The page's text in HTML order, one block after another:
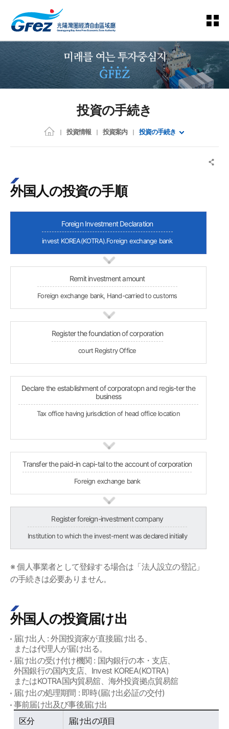
投資の手続き
投資情報 投資案内 投資の手続き
外国人の投資の手順
Foreign Investment Declaration
invest KOREA(KOTRA).Foreign exchange bank
Remit investment amount
Foreign exchange bank, Hand-carried to customs
Register the foundation of corporation
court Registry Office
Declare the establishment of corporatopn and regis-ter the
business
Tax office having jurisdiction of head office location
Transfer the paid-in capi-tal to the account of corporation
Foreign exchange bank
Register foreign-investment company
Institution to which the invest-ment was declared initially
※ 個人事業者として登録する場合は「法人設立の登記」
の手続きは必要ありません。
外国人の投資届け出
届け出人 : 外国投資家が直接届け出る、
または代理人が届け出る。
届け出の受け付け機関 : 国内銀行の本・支店、
外国銀行の国内支店、Invest KOREA(KOTRA)
またはKOTRA国内貿易舘、海外投資拠点貿易舘
届け出の処理期間 : 即時(届け出必証の交付)
事前届け出及び事後届け出
사전신고 및 사후신고
区分
届け出の項目